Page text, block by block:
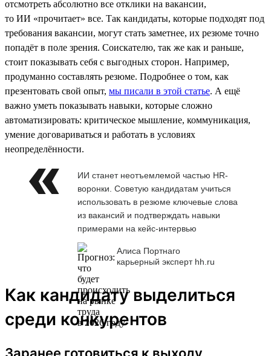
отсмотреть абсолютно все отклики на вакансии,
то ИИ «прочитает» все. Так кандидаты, которые подходят под
требования вакансии, могут стать заметнее, их резюме точно
попадёт в поле зрения. Соискателю, так же как и раньше,
стоит показывать себя с выгодных сторон. Например,
продуманно составлять резюме. Подробнее о том, как
презентовать свой опыт, мы писали в этой статье. А ещё
важно уметь показывать навыки, которые сложно
автоматизировать: критическое мышление, коммуникация,
умение договариваться и работать в условиях
неопределённости.
ИИ станет неотъемлемой частью HR-
воронки. Советую кандидатам учиться
использовать в резюме ключевые слова
из вакансий и подтверждать навыки
примерами на кейс-интервью
Алиса Портнаго
карьерный эксперт hh.ru
Как кандидату выделиться
среди конкурентов